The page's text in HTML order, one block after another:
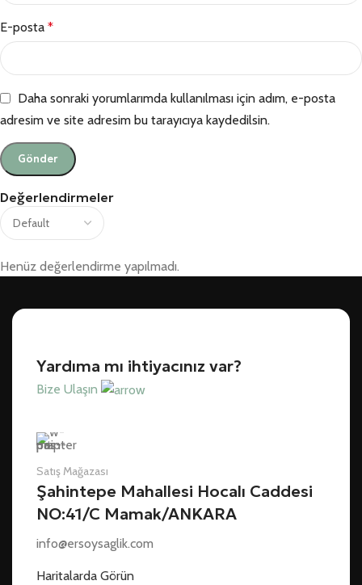
Değerlendirmeler
Henüz değerlendirme yapılmadı.
E-posta *
Daha sonraki yorumlarımda kullanılması için adım, e-posta
adresim ve site adresim bu tarayıcıya kaydedilsin.
Yardıma mı ihtiyacınız var?
Bize Ulaşın
Satış Mağazası
Şahintepe Mahallesi Hocalı Caddesi
NO:41/C Mamak/ANKARA
info@ersoysaglik.com
Haritalarda Görün